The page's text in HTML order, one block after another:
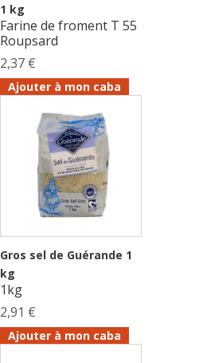
1 kg
Farine de froment T 55
Roupsard
2,37 €
Ajouter à mon caba
Gros sel de Guérande 1
kg
1kg
2,91 €
Ajouter à mon caba